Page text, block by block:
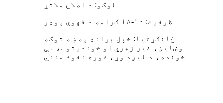
لوګو: د اصلاح ملاتړ
ظرفیت: ۱۰-۱۸ ګرامه د قهوې پوډر
ځانګړتیا: خپل برانډ په ښه توګه
وښایئ، غیر زهري او خوندیتوب، بې
خونده، د لیږد وړ، غوره نفوذ منني